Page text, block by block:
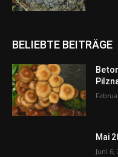
BELIEBTE BEITRÄGE
Mai
Juni 6,